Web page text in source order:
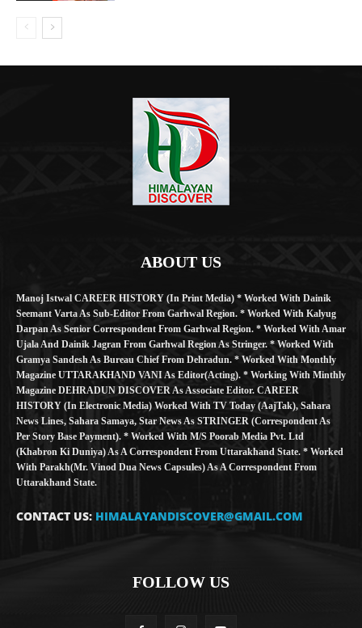
ABOUT US
Manoj Istwal CAREER HISTORY (in Print Media) * Worked With Dainik
Seemant Varta As Sub-Editor From Garhwal Region. * Worked With Kalyug
Darpan As Senior Correspondent From Garhwal Region. * Worked With Amar
Ujala And Dainik Jagran From Garhwal Region As Stringer. * Worked With
Gramya Sandesh As Bureau Chief From Dehradun. * Worked With Monthly
Magazine UTTARAKHAND VANI As Editor(Acting). * Working With Minthly
Magazine DEHRADUN DISCOVER As Associate Editor. CAREER
HISTORY (in Electronic Media) Worked With TV Today (AajTak), Sahara
News Lines, Sahara Samaya, Star News As STRINGER (Correspondent As
Per Story Base Payment). * Worked With M/S Poorab Media Pvt. Ltd
(Khabron Ki Duniya) As A Correspondent From Uttarakhand State. * Worked
With Parakh(Mr. Vinod Dua News Capsules) As A Correspondent From
Uttarakhand State.
CONTACT US: HIMALAYANDISCOVER@GMAIL.COM
FOLLOW US